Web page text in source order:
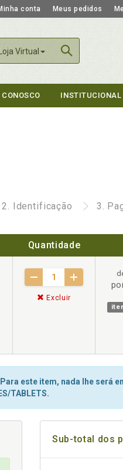
conta Meus pedidos
Loja Virtual
INSTITUCIONAL
2. Identificação 3.
Quantidade
Excluir
este item, nada lhe será
TABLETS.
Sub-total dos